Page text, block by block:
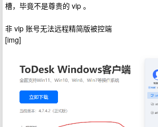
槽，毕竟不是尊贵的 vip 。
非 vip 账号无法远程精简版被控端
[img]